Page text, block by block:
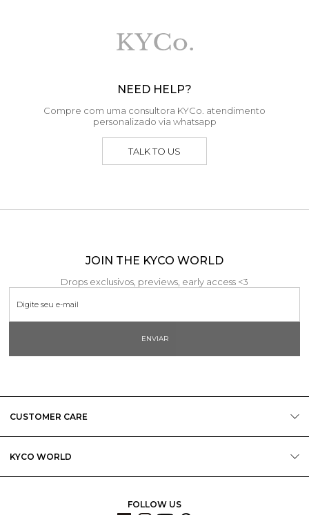
NEED HELP?
Compre com uma consultora KYCo. atendimento
personalizado via whatsapp
TALK TO US
JOIN THE KYCO WORLD
Drops exclusivos, previews, early access <3
ENVIAR
CUSTOMER CARE
KYCO WORLD
FOLLOW US